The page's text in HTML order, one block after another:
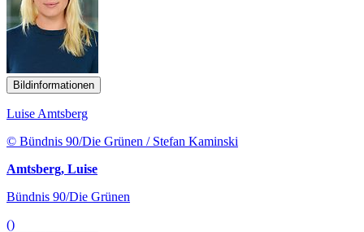
Bildinformationen
Luise Amtsberg
© Bündnis 90/Die Grünen / Stefan Kaminski
Amtsberg, Luise
Bündnis 90/Die Grünen
()